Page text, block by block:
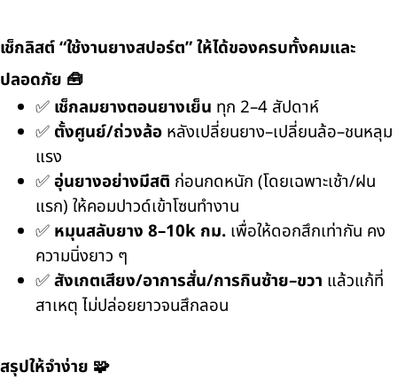
เช็กลิสต์ “ใช้งานยางสปอร์ต” ให้ได้ของครบทั้งคมและ
ปลอดภัย 🧰
✅ เช็กลมยางตอนยางเย็น ทุก 2–4 สัปดาห์
✅ ตั้งศูนย์/ถ่วงล้อ หลังเปลี่ยนยาง–เปลี่ยนล้อ–ชนหลุม
แรง
✅อุ่นยางอย่างมีสติ ก่อนกดหนัก (โดยเฉพาะเช้า/ฝน
แรก) ให้คอมปาวด์เข้าโซนทำงาน
✅ หมุนสลับยาง 8–10k กม. เพื่อให้ดอกสึกเท่ากัน คง
ความนิ่งยาว ๆ
✅สังเกตเสียง/อาการสั่น/การกินซ้าย–ขวา แล้วแก้ที่
สาเหตุ ไม่ปล่อยยาวจนสึกลอน
สรุปให้จำง่าย 🧩